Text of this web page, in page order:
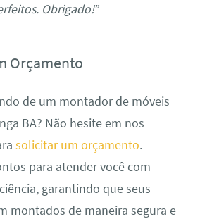
Obrigado!”
Orçamento
de um montador de móveis
BA? Não hesite em nos
solicitar um orçamento.
para atender você com
garantindo que seus
montados de maneira segura e